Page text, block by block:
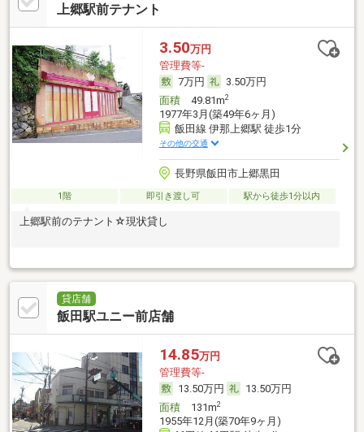
上郷駅前テナント
3.50万円
管理費等-
7万円
3.50万円
面積49.81m2
1977年3月(築49年6ヶ月)
飯田線 伊那上郷駅 徒歩1分
その他の交通
長野県飯田市上郷黒田
1階 即引き渡し可 駅から徒歩1分以内
上郷駅前のテナント☆現状貸し
貸店舗
飯田駅ユニー前店舗
14.85万円
管理費等-
13.50万円
13.50万円
面積131m2
1955年12月(築70年9ヶ月)